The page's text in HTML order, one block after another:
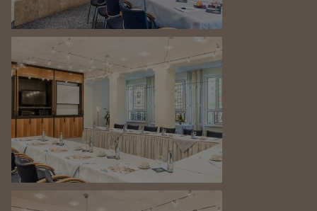
Unsere Yoga-Lehrerin Diana
Unsere Yoga-Lehrerin Sabrina
Unsere Yoga-Lehrerin Mandy
Die Prignitz
Radlerparadies Prignitz
Kristall Kur- und Gradiertherme
Naturerlebnisse
Kulturerlebnisse